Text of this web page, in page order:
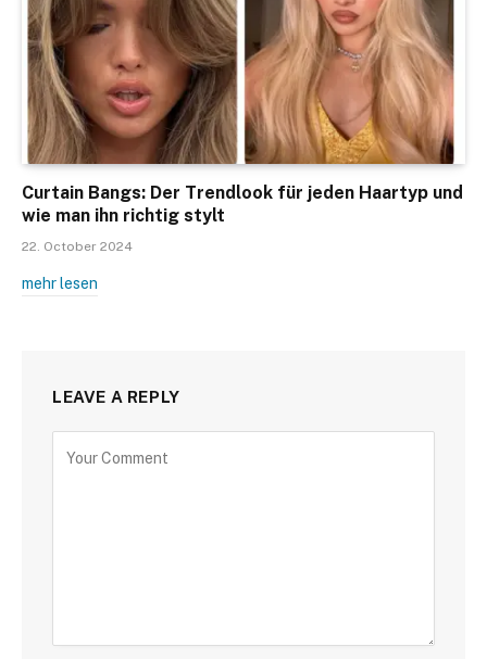
Curtain Bangs: Der Trendlook für jeden Haartyp und
wie man ihn richtig stylt
22. October 2024
mehr lesen
LEAVE A REPLY